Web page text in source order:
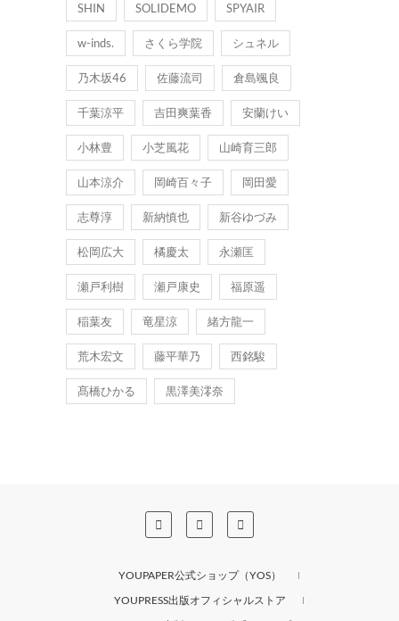
SHIN SOLIDEMO SPYAIR
w-inds. さくら学院 シュネル
乃木坂46 佐藤流司 倉島颯良
千葉涼平 吉田爽葉香 安蘭けい
小林豊 小芝風花 山崎育三郎
山本涼介 岡崎百々子 岡田愛
志尊淳 新納慎也 新谷ゆづみ
松岡広大 橘慶太 永瀬匡
瀬戸利樹 瀬戸康史 福原遥
稲葉友 竜星涼 緒方龍一
荒木宏文 藤平華乃 西銘駿
髙橋ひかる 黒澤美澪奈
YOUPAPER公式ショップ（YOS）
YOUPRESS出版オフィシャルストア